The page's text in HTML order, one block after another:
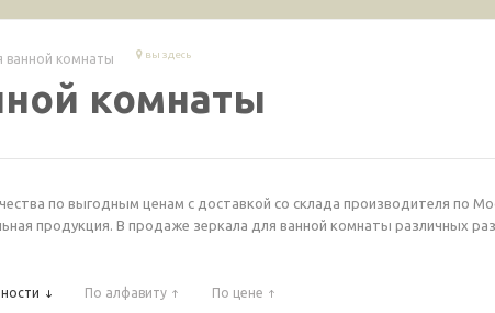
ванной комнаты вы здесь
комнаты
по выгодным ценам с доставкой со склада производителя по
продукция. В продаже зеркала для ванной комнаты различных
По алфавиту По цене